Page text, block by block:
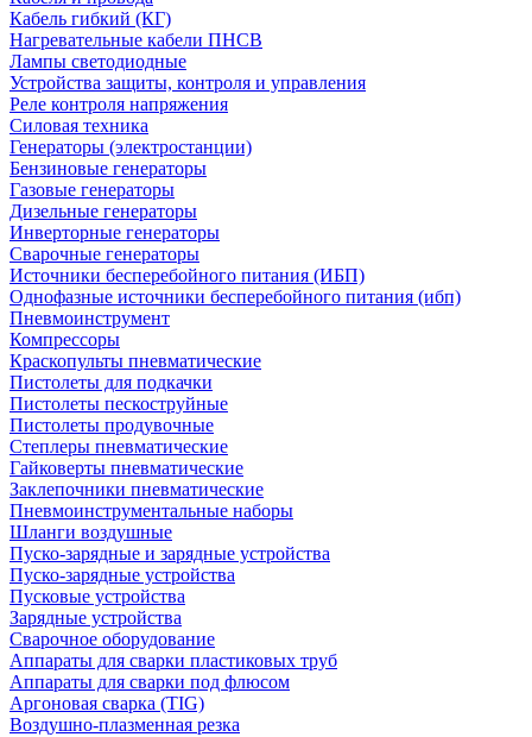
Кабель гибкий (КГ)
Нагревательные кабели ПНСВ
Лампы светодиодные
Устройства защиты, контроля и управления
Реле контроля напряжения
Силовая техника
Генераторы (электростанции)
Бензиновые генераторы
Газовые генераторы
Дизельные генераторы
Инверторные генераторы
Сварочные генераторы
Источники бесперебойного питания (ИБП)
Однофазные источники бесперебойного питания (ибп)
Пневмоинструмент
Компрессоры
Краскопульты пневматические
Пистолеты для подкачки
Пистолеты пескоструйные
Пистолеты продувочные
Степлеры пневматические
Гайковерты пневматические
Заклепочники пневматические
Пневмоинструментальные наборы
Шланги воздушные
Пуско-зарядные и зарядные устройства
Пуско-зарядные устройства
Пусковые устройства
Зарядные устройства
Сварочное оборудование
Аппараты для сварки пластиковых труб
Аппараты для сварки под флюсом
Аргоновая сварка (TIG)
Воздушно-плазменная резка